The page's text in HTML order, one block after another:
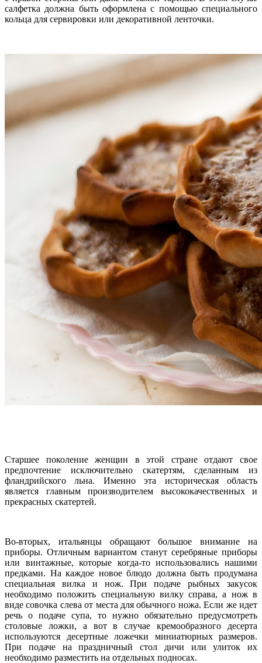
салфетка должна быть оформлена с помощью специального
кольца для сервировки или декоративной ленточки.
Старшее поколение женщин в этой стране отдают свое
предпочтение исключительно скатертям, сделанным из
фландрийского льна. Именно эта историческая область
является главным производителем высококачественных и
прекрасных скатертей.
Во-вторых, итальянцы обращают большое внимание на
приборы. Отличным вариантом станут серебряные приборы
или винтажные, которые когда-то использовались нашими
предками. На каждое новое блюдо должна быть продумана
специальная вилка и нож. При подаче рыбных закусок
необходимо положить специальную вилку справа, а нож в
виде совочка слева от места для обычного ножа. Если же идет
речь о подаче супа, то нужно обязательно предусмотреть
столовые ложки, а вот в случае кремообразного десерта
используются десертные ложечки миниатюрных размеров.
При подаче на праздничный стол дичи или улиток их
необходимо разместить на отдельных подносах.